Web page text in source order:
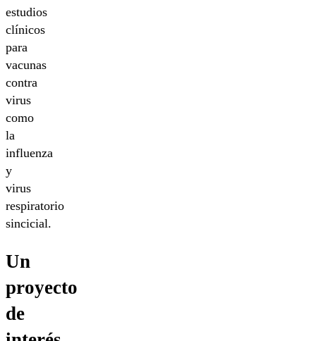
estudios
clínicos
para
vacunas
contra
virus
como
la
influenza
y
virus
respiratorio
sincicial.
Un
proyecto
de